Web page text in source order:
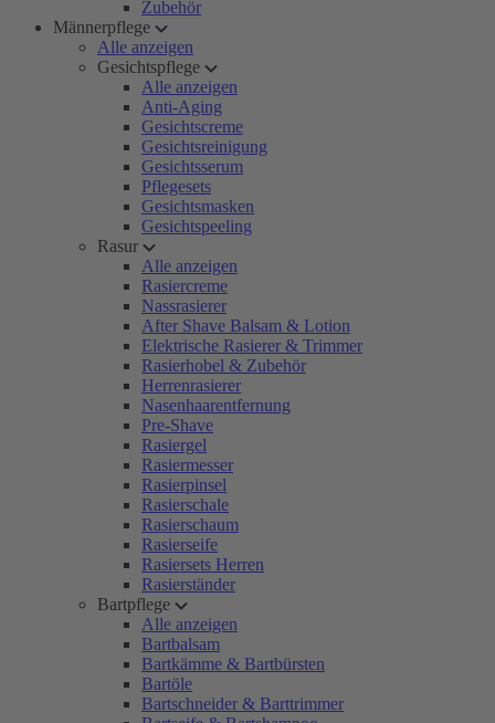
Zubehör
Männerpflege
Alle anzeigen
Gesichtspflege
Alle anzeigen
Anti-Aging
Gesichtscreme
Gesichtsreinigung
Gesichtsserum
Pflegesets
Gesichtsmasken
Gesichtspeeling
Rasur
Alle anzeigen
Rasiercreme
Nassrasierer
After Shave Balsam & Lotion
Elektrische Rasierer & Trimmer
Rasierhobel & Zubehör
Herrenrasierer
Nasenhaarentfernung
Pre-Shave
Rasiergel
Rasiermesser
Rasierpinsel
Rasierschale
Rasierschaum
Rasierseife
Rasiersets Herren
Rasierständer
Bartpflege
Alle anzeigen
Bartbalsam
Bartkämme & Bartbürsten
Bartöle
Bartschneider & Barttrimmer